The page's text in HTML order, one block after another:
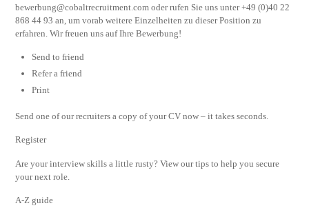
bewerbung@cobaltrecruitment.com oder rufen Sie uns unter +49 (0)40 22
868 44 93 an, um vorab weitere Einzelheiten zu dieser Position zu
erfahren. Wir freuen uns auf Ihre Bewerbung!
Send to friend
Refer a friend
Print
Send one of our recruiters a copy of your CV now – it takes seconds.
Register
Are your interview skills a little rusty? View our tips to help you secure
your next role.
A-Z guide